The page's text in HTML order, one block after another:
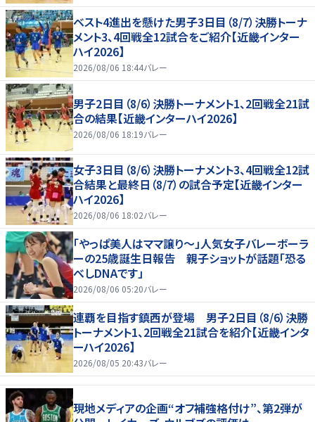
ベスト4進出を懸けた男子3日目（8/7）決勝トーナ
メント3、4回戦全12試合をご紹介【近畿インター
ハイ2026】
2026/08/06 18:44バレー
男子2日目（8/6）決勝トーナメント1、2回戦全21試
合の結果【近畿インターハイ2026】
2026/08/06 18:19バレー
女子3日目（8/6）決勝トーナメント3、4回戦全12試
合結果と最終日（8/7）の試合予定【近畿インター
ハイ2026】
2026/08/06 18:02バレー
「やっぱ美人はママ譲り～」人気女子バレーボーラ
ーの25歳誕生日報告 親子ショットが話題「恐る
べしDNAです」
2026/08/06 05:20バレー
連覇を目指す鎮西が登場 男子2日目（8/6）決勝
トーナメント1、2回戦全21試合を紹介【近畿インタ
ーハイ2026】
2026/08/05 20:43バレー
現地メディアの企画“オフ補強格付け”、第2弾が